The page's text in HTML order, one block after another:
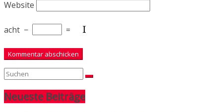
Website
acht − =
Neueste Beiträge